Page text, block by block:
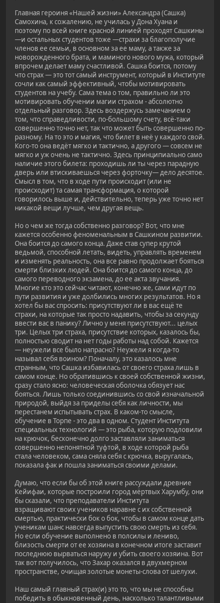
Главная героиня «Нашей жизни» Александра (Сашка)
Самохина, к сожалению, не училась у Дона Хуана и
поэтому по всей книге красной линией проходят Сашкины
—и остальных студентов тоже —страхи за благополучие
членов ее семьи, в основном за ее маму, а также за
новорожденного брата, и маминого нового мужа, который
впрочем делает маму счастливой. Сашка боится, потому
что страх — это тот самый инструмент, который в Институте
сочли как самый эффективный, чтобы мотивировать
студентов на учебу. Сама тема о том, правильно ли это
мотивировать обучении магии страхом - абсолютно
отдельный разговор. Здесь воздержусь замечанием о
том, что справедливости, по-большому счету, всё-таки
совершенно точно нет, так что может быть совершенно по-
разному. На то это и магия, что билет в неё у каждого свой.
Кого-то она ведёт мягко и тактично, а другого — совсем не
мягко и уж очень не тактично. Здесь принципиально само
наличие этого билета: проходишь ли ты через парадную
дверь или втискиваешься через форточку— дело десятое.
Смысл в том, что в ходе пути происходит (или не
происходит) та самая трансформация, о которой
говорилось выше и, действительно, теперь уже точно нет
никакой вещи лучше, чем другая вещь.
Но о чем же тогда собственно разговор? Вот, что мне
кажется особенно феноменальным в Сашкином развитии.
Она боится до самого конца. Даже став супер крутой
ведьмой, способной летать, видеть, управлять временем
и изменять реальность, она все равно продолжает бояться
смерти близких людей. Она боится до самого конца, до
самого переводного экзамена, до ее акта звучания.
Многие кто это сейчас читают, конечно же, сами идут по
пути развития и уже долбились многих результатов. Но я
хотел бы вас спросить: присутствуют ли в вас ещё те
страхи, на которые так просто надавить, чтобы за секунду
ввести вас в панику? Лично у меня присутствуют... целых
три. Целых три страха, присутствие которых, казалось бы,
полностью сводит на нет годы работы над собой. Кажется
— неужели все было напрасно? Неужели я когда-то
называл себя воином? Поначалу, это казалось мне
странным, что Сашка избавилась от своего страха лишь в
самом конце. Но обратившись к своей собственной жизни,
сразу стало ясно: человеческая оболочка обязует нас
бояться. Лишь только соединившись со свой изначальной
природой, выйдя за приделы себя как личности, мы
перестанем испытывать страх. В каком-то смысле,
обучение в Торпе - это два в одном. Студент Института
специальных технологий — это рыба, которую подловили
на крючок, бесконечно долго заставляли заниматься
совершенно непонятной туфтой, в ходе которой рыба
стала человеком, сама сняла себя с крючка, выругалась,
показала фак и пошла заниматься своими делами.
Думаю, что если бы об этой книге рассуждали древние
Кейифаи, которые построили город мёртвых Харумбу, они
бы сказали, что преподаватели Института
взращивают своих учеников наравне с их собственной
смертью, практически бок о бок, чтобы в самом конце дать
ученикам шанс навсегда выпустить свою смерть из себя.
Но если обучение выполнено в полсилы и лениво,
близость смерти от ее хозяина в конечном итоге заставит
последнюю вырваться наружу и убить своего хозяина. Вот
так вот получилось, что Захар оказался в двухмерном
пространстве, очищая золотые монеты-слова от шелухи.
Наш самый главный страх(и) это то, что мы не способны
победить в обыкновенный день, насколько талантливыми